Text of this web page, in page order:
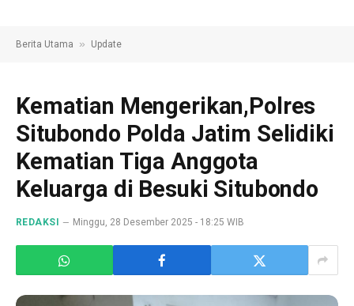
Berita Utama » Update
Kematian Mengerikan,Polres
Situbondo Polda Jatim Selidiki
Kematian Tiga Anggota
Keluarga di Besuki Situbondo
REDAKSI Minggu, 28 Desember 2025 - 18:25 WIB